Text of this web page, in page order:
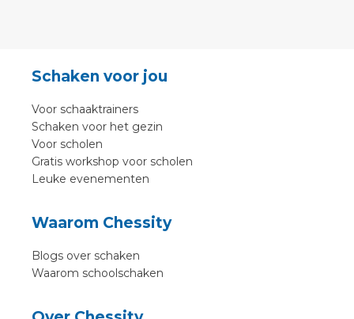
Schaken voor jou
Voor schaaktrainers
Schaken voor het gezin
Voor scholen
Gratis workshop voor scholen
Leuke evenementen
Waarom Chessity
Blogs over schaken
Waarom schoolschaken